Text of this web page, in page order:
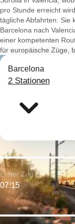
pro Stunde erreicht
tägliche Abfahrten. Sie
Barcelona nach
einer kompetenten
für europäische Züge,
Barcelona
2 Stationen
Erster Zug:
07:15